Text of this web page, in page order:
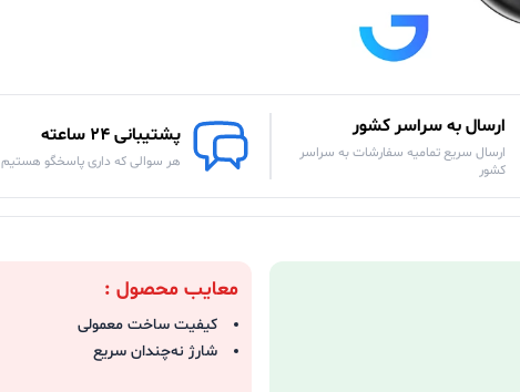
ارسال به سراسر کشور
ارسال سریع تمامیه سفارشات به سراسر
کشور
پشتیبانی 24 ساعته
هر سوالی که داری پاسخگو هستیم
معایب محصول :
کیفیت ساخت معمولی
شارژ نه‌چندان سریع